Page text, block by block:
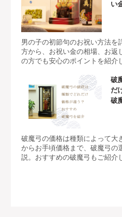
い
男の子の初節句のお祝い方法を
方から、お祝い金の相場、お返
の方でも安心のポイントを紹介
破
だ
破
破魔弓の価格は種類によって大
からお手頃価格まで、破魔弓の
説。おすすめの破魔弓もご紹介